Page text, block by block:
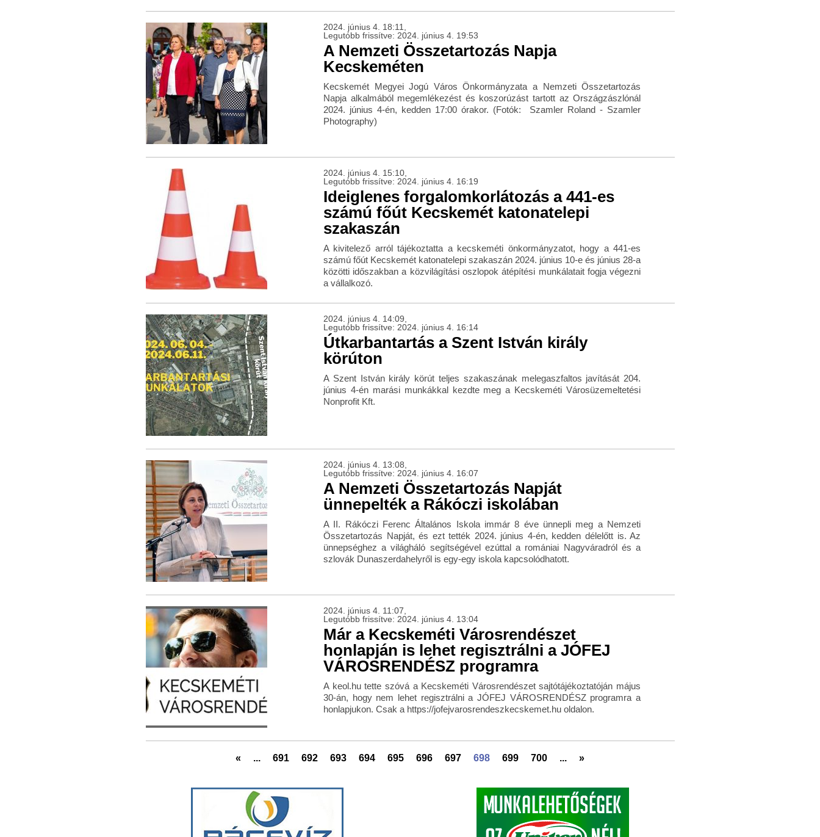
2024. június 4. 18:11,
Legutóbb frissítve: 2024. június 4. 19:53
A Nemzeti Összetartozás Napja
Kecskeméten
Kecskemét Megyei Jogú Város Önkormányzata a Nemzeti Összetartozás
Napja alkalmából megemlékezést és koszorúzást tartott az Országzászlónál
2024. június 4-én, kedden 17:00 órakor. (Fotók: Szamler Roland - Szamler
Photography)
2024. június 4. 15:10,
Legutóbb frissítve: 2024. június 4. 16:19
Ideiglenes forgalomkorlátozás a 441-es
számú főút Kecskemét katonatelepi
szakaszán
A kivitelező arról tájékoztatta a kecskeméti önkormányzatot, hogy a 441-es
számú főút Kecskemét katonatelepi szakaszán 2024. június 10-e és június 28-a
közötti időszakban a közvilágítási oszlopok átépítési munkálatait fogja végezni
a vállalkozó.
2024. június 4. 14:09,
Legutóbb frissítve: 2024. június 4. 16:14
Útkarbantartás a Szent István király
körúton
A Szent István király körút teljes szakaszának melegaszfaltos javítását 204.
június 4-én marási munkákkal kezdte meg a Kecskeméti Városüzemeltetési
Nonprofit Kft.
2024. június 4. 13:08,
Legutóbb frissítve: 2024. június 4. 16:07
A Nemzeti Összetartozás Napját
ünnepelték a Rákóczi iskolában
A II. Rákóczi Ferenc Általános Iskola immár 8 éve ünnepli meg a Nemzeti
Összetartozás Napját, és ezt tették 2024. június 4-én, kedden délelőtt is. Az
ünnepséghez a világháló segítségével ezúttal a romániai Nagyváradról és a
szlovák Dunaszerdahelyről is egy-egy iskola kapcsolódhatott.
2024. június 4. 11:07,
Legutóbb frissítve: 2024. június 4. 13:04
Már a Kecskeméti Városrendészet
honlapján is lehet regisztrálni a JÓFEJ
VÁROSRENDÉSZ programra
A keol.hu tette szóvá a Kecskeméti Városrendészet sajtótájékoztatóján május
30-án, hogy nem lehet regisztrálni a JÓFEJ VÁROSRENDÉSZ programra a
honlapjukon. Csak a https://jofejvarosrendeszkecskemet.hu oldalon.
« ... 691 692 693 694 695 696 697 698 699 700 ... »